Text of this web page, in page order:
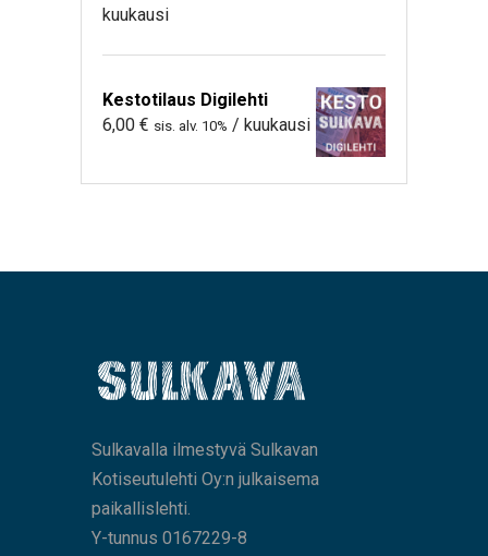
kuukausi
Kestotilaus Digilehti
6,00 € sis. alv. 10% / kuukausi
Sulkavalla ilmestyvä Sulkavan
Kotiseutulehti Oy:n julkaisema
paikallislehti.
Y-tunnus 0167229-8